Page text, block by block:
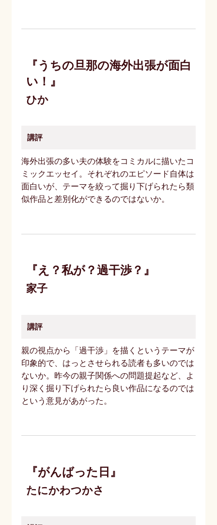
『うちの旦那の海外出張が面白
い！』
ひか
講評
海外出張の多い夫の体験をコミカルに描いたコ
ミックエッセイ。それぞれのエピソード自体は
面白いが、テーマを絞って掘り下げられたら類
似作品と差別化ができるのではないか。
『え？私が？過干渉？』
家子
講評
親の視点から「過干渉」を描くというテーマが
印象的で、はっとさせられる読者も多いのでは
ないか。昨今の親子関係への問題提起など、よ
り深く掘り下げられたら良い作品になるのでは
という意見があがった。
『がんばった日』
たにかわつかさ